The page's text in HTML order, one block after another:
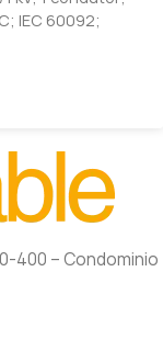
IEC 60092;
400 – Condominio